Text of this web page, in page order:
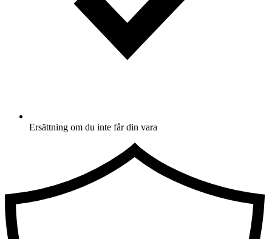
Ersättning om du inte får din vara